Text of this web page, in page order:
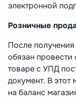
электронной
Розничные
После
обязан
товаре с УПД
документ. В
на баланс